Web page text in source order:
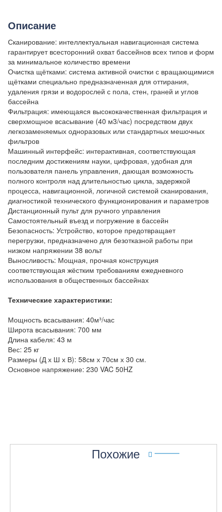
e
:
Описание
Сканирование: интеллектуальная навигационная система
гарантирует всесторонний охват бассейнов всех типов и форм
за минимальное количество времени
Очистка щётками: система активной очистки с вращающимися
щётками специально предназначенная для оттирания,
удаления грязи и водорослей с пола, стен, граней и углов
бассейна
Фильтрация: имеющаяся высококачественная фильтрация и
сверхмощное всасывание (40 м3/час) посредством двух
легкозаменяемых одноразовых или стандартных мешочных
фильтров
Машинный интерфейс: интерактивная, соответствующая
последним достижениям науки, цифровая, удобная для
пользователя панель управления, дающая возможность
полного контроля над длительностью цикла, задержкой
процесса, навигационной, логичной системой сканирования,
диагностикой технического функционирования и параметров
Дистанционный пульт для ручного управления
Самостоятельный въезд и погружение в бассейн
Безопасность: Устройство, которое предотвращает
перегрузки, предназначено для безотказной работы при
низком напряжении 38 вольт
Выносливость: Мощная, прочная конструкция
соответствующая жёстким требованиям ежедневного
использования в общественных бассейнах
Технические характеристики:
Мощность всасывания: 40м³/час
Широта всасывания: 700 мм
Длина кабеля: 43 м
Вес: 25 кг
Размеры (Д х Ш х В): 58см х 70см х 30 см.
Основное напряжение: 230 VAC 50HZ
Похожие